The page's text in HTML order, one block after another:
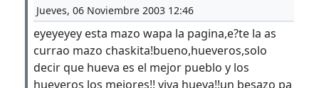
Jueves, 06 Noviembre 2003 12:46
eyeyeyey esta mazo wapa la pagina,e?te la as
currao mazo chaskita!bueno,hueveros,solo
decir que hueva es el mejor pueblo y los
hueveros los mejores!! viva hueva!!un besazo pa